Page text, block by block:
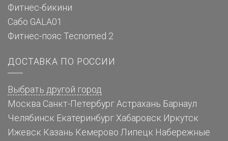
Фитнес-бикини
Сабо GALA01
Фитнес-пояс Tecnomed 2
ДОСТАВКА ПО РОССИИ
Выбрать другой город
Москва Санкт-Петербург Астрахань Барнаул
Челябинск Екатеринбург Хабаровск Иркутск
Ижевск Казань Кемерово Липецк Набережные